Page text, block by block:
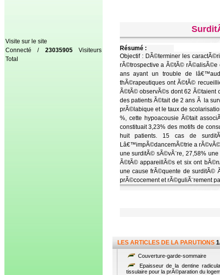
Visite sur le site
Connecté / 23035905Visiteurs
Total
Résumé :
Objectif : DÃ©terminer les
rÃ©trospective a Ã©tÃ© rÃ©alisÃ©e
ans ayant un trouble de
thÃ©rapeutiques ont Ã©tÃ©
Ã©tÃ© observÃ©s dont 62 Ã©taient
des patients Ã©tait de 2 ans Ã la
prÃ©labique et le taux de
%, cette hypoacousie Ã©tait
constituait 3,23% des motifs de
huit patients. 15 cas de
Lâ€™impÃ©dancemÃ©trie a
une surditÃ© sÃ©vÃ¨re, 27,58%
Ã©tÃ© appareillÃ©s et six ont
une cause frÃ©quente de surditÃ©
prÃ©cocement et rÃ©guliÃ¨rement
LES ARTICLES DE LA PARUTIONS
Couverture-garde-sommaire
Epaisseur de la dentine
tissulaire pour la prÃ©paration du